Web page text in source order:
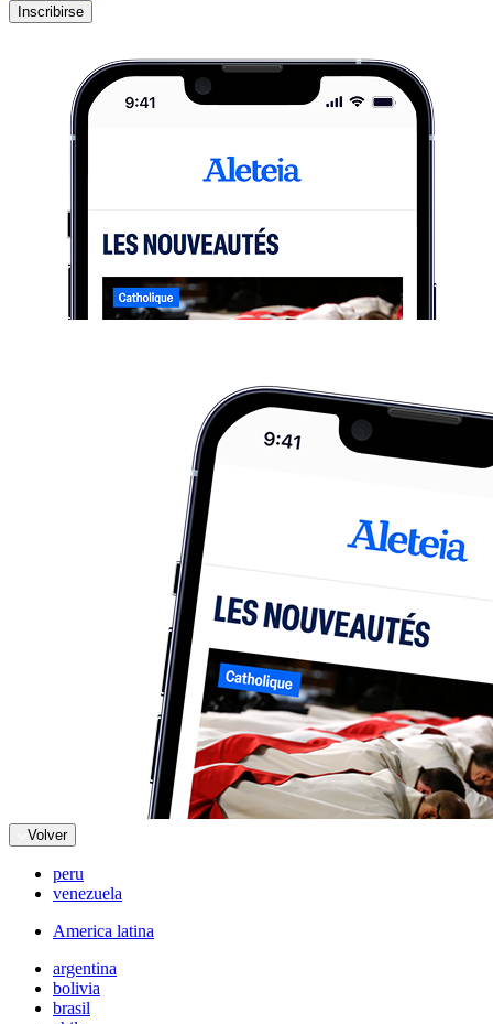
Inscribirse
Volver
peru
venezuela
America latina
argentina
bolivia
brasil